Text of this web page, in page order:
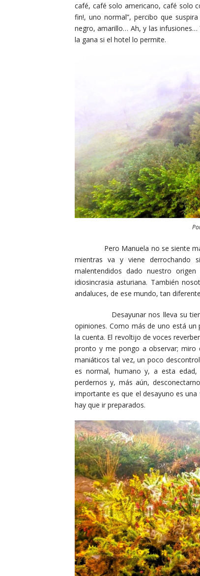
café, café solo americano, café solo
fin!, uno normal”, percibo que
negro, amarillo… Ah, y las infusiones…
la gana si el hotel lo permite.
Pero Manuela no se siente mal
mientras va y viene derrochando
malentendidos dado nuestro
idiosincrasia asturiana. También
andaluces, de ese mundo, tan
Desayunar nos lleva su tiempo.
opiniones. Como más de uno está
la cuenta. El revoltijo de voces
pronto y me pongo a observar; miro
maniáticos tal vez, un poco
es normal, humano y, a esta
perdernos y, más aún,
importante es que el desayuno es
hay que ir preparados.